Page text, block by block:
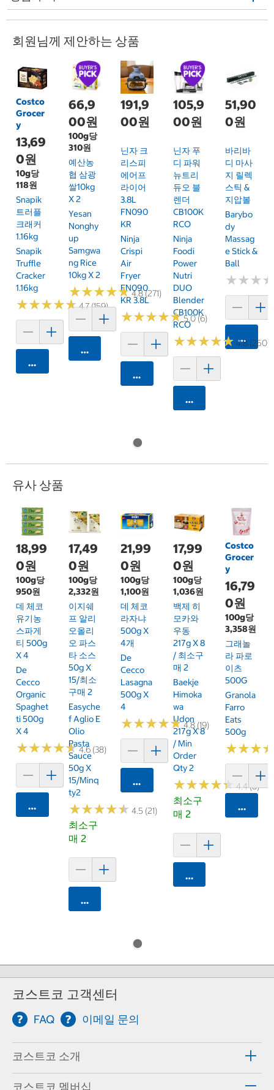
회원님께 제안하는 상품
Costco
Grocer
y
13,69
0원
10g당
118원
Snapik
트러플
크래커
1.16kg
Snapik
Truffle
Cracker
1.16kg
★★★★★
★★★★★4.7 (159)
카트에 담기
66,9
00원
100g당
310원
예산농
협 삼광
쌀10kg
X 2
Yesan
Nonghy
Up
Samgwa
Ng Rice
10kg X 2
★★★★★
★★★★★4.8 (271)
카트에 담기
191,9
00원
닌자 크
리스피
에어프
라이어
3.8L
FN090
KR
Ninja
Crispi
Air
Fryer
FN090
KR 3.8L
★★★★★
★★★★★5.0 (6)
카트에 담기
105,9
00원
닌자 푸
디 파워
뉴트리
듀오 블
렌더
CB100K
RCO
Ninja
Foodi
Power
Nutri
DUO
Blender
CB100K
RCO
★★★★★
★★★★★ 4.8 (250)
카트에 담기
51,90
0원
바리바
디 마사
지 릴렉
스틱 &
지압볼
Barybo
Dy
Massag
E Stick &
Ball
★★★
★★★
카트에
유사 상품
18,99
0원
100g당
950원
데 체코
유기농
스파게
티 500g
X 4
De
Cecco
Organic
Spaghet
Ti 500g
X 4
★★★★★
★★★★★4.6 (38)
카트에 담기
17,49
0원
100g당
2,332원
이지쉐
프 알리
오올리
오 파스
타 소스
50g X
15/최소
구매 2
Easyche
F Aglio E
Olio
Pasta
Sauce
50g X
15/Minq
Ty2
★★★★★
★★★★★ 4.5 (21)
최소구
매 2
카트에 담기
21,99
0원
100g당
1,100원
데 체코
라자냐
500g X
4개
De
Cecco
Lasagna
500g X
4
★★★★★
★★★★★4.8 (19)
카트에 담기
17,99
0원
100g당
1,036원
백제 히
모카와
우동
217g X 8
/ 최소구
매 2
Baekje
Himoka
Wa
Udon
217g X 8
/ Min
Order
Qty 2
★★★★★
★★★★★4.4 (8)
최소구
매 2
카트에 담기
Costco
Grocer
y
16,79
0원
100g당
3,358원
그래놀
라 파로
이츠
500G
Granola
Farro
Eats
500g
★★★
★★★
카트에
코스트코 고객센터
FAQ 이메일 문의
코스트코 소개
코스트코 멤버십